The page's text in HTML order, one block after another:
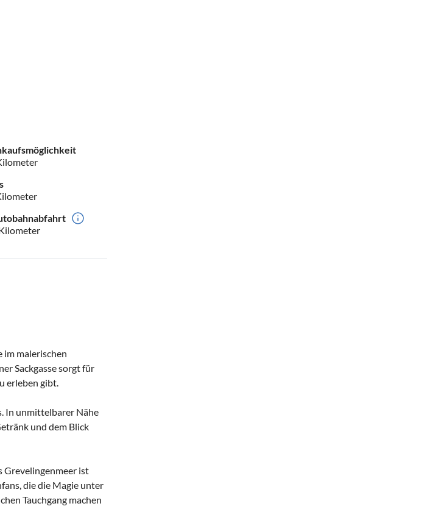
im malerischen
Sackgasse sorgt für
erleben gibt.
In unmittelbarer Nähe
und dem Blick
Grevelingenmeer ist
die die Magie unter
Tauchgang machen